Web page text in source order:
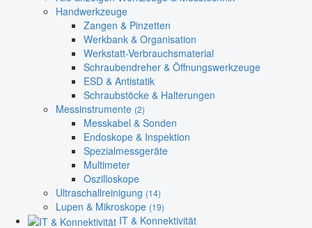
Handwerkzeuge
Zangen & Pinzetten
Werkbank & Organisation
Werkstatt-Verbrauchsmaterial
Schraubendreher & Öffnungswerkzeuge
ESD & Antistatik
Schraubstöcke & Halterungen
Messinstrumente (2)
Messkabel & Sonden
Endoskope & Inspektion
Spezialmessgeräte
Multimeter
Oszilloskope
Ultraschallreinigung (14)
Lupen & Mikroskope (19)
IT & Konnektivität